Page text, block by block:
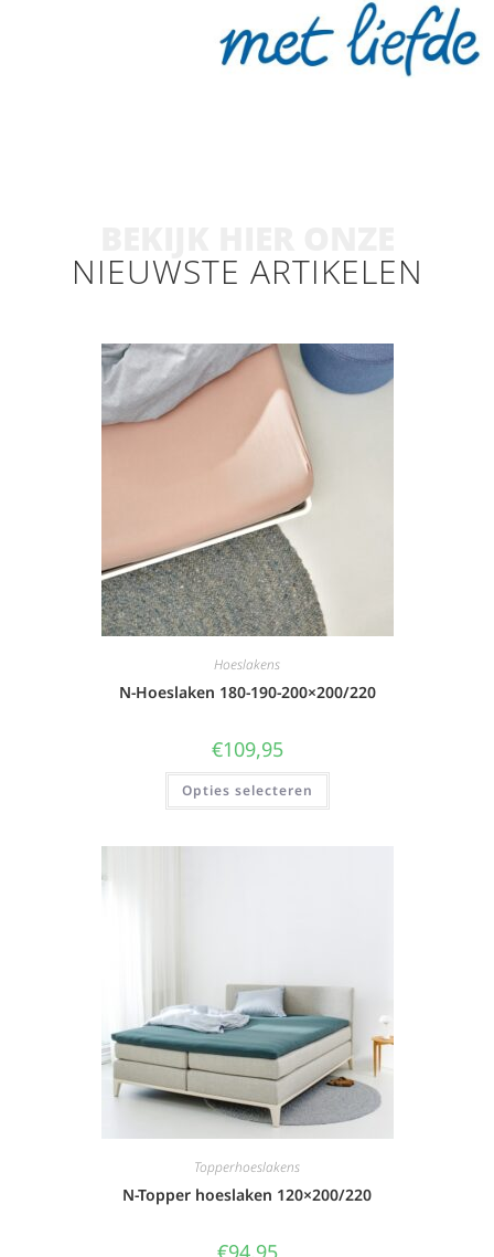
NIEUWSTE ARTIKELEN
Hoeslakens
N-Hoeslaken 180-190-200×200/220
€109,95
Opties selecteren
Topperhoeslakens
N-Topper hoeslaken 120×200/220
€94,95